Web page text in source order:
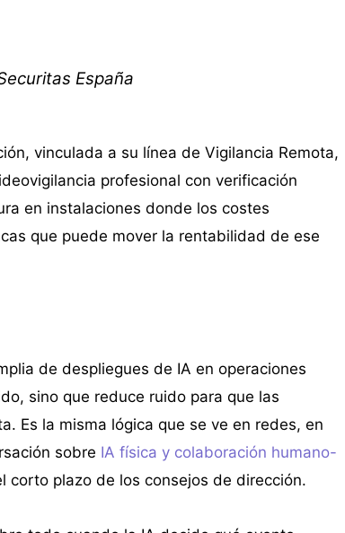
España
vinculada a su línea de Vigilancia Remota,
profesional con verificación
en instalaciones donde los costes
que puede mover la rentabilidad de ese
de despliegues de IA en operaciones
sino que reduce ruido para que las
Es la misma lógica que se ve en redes, en
sobre IA física y colaboración humano-
corto plazo de los consejos de dirección.